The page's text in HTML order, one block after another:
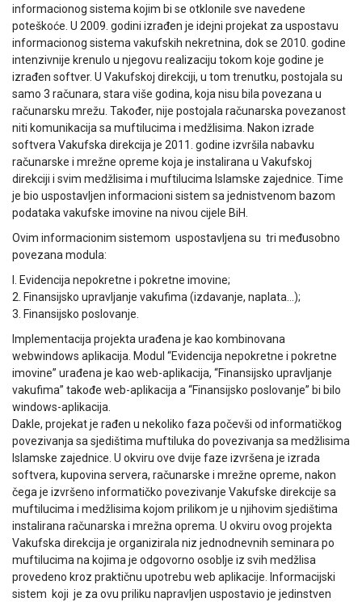
informacionog sistema kojim bi se otklonile sve navedene
poteškoće. U 2009. godini izrađen je idejni projekat za uspostavu
informacionog sistema vakufskih nekretnina, dok se 2010. godine
intenzivnije krenulo u njegovu realizaciju tokom koje godine je
izrađen softver. U Vakufskoj direkciji, u tom trenutku, postojala su
samo 3 računara, stara više godina, koja nisu bila povezana u
računarsku mrežu. Također, nije postojala računarska povezanost
niti komunikacija sa muftilucima i medžlisima. Nakon izrade
softvera Vakufska direkcija je 2011. godine izvršila nabavku
računarske i mrežne opreme koja je instalirana u Vakufskoj
direkciji i svim medžlisima i muftilucima Islamske zajednice. Time
je bio uspostavljen informacioni sistem sa jednistvenom bazom
podataka vakufske imovine na nivou cijele BiH.
Ovim informacionim sistemom uspostavljena su tri međusobno
povezana modula:
l. Evidencija nepokretne i pokretne imovine;
2. Finansijsko upravljanje vakufima (izdavanje, naplata…);
3. Finansijsko poslovanje.
Implementacija projekta urađena je kao kombinovana
webwindows aplikacija. Modul “Evidencija nepokretne i pokretne
imovine” urađena je kao web-aplikacija, “Finansijsko upravljanje
vakufima” takođe web-aplikacija a “Finansijsko poslovanje” bi bilo
windows-aplikacija.
Dakle, projekat je rađen u nekoliko faza počevši od informatičkog
povezivanja sa sjedištima muftiluka do povezivanja sa medžlisima
Islamske zajednice. U okviru ove dvije faze izvršena je izrada
softvera, kupovina servera, računarske i mrežne opreme, nakon
čega je izvršeno informatičko povezivanje Vakufske direkcije sa
muftilucima i medžlisima kojom prilikom je u njihovim sjedištima
instalirana računarska i mrežna oprema. U okviru ovog projekta
Vakufska direkcija je organizirala niz jednodnevnih seminara po
muftilucima na kojima je odgovorno osoblje iz svih medžlisa
provedeno kroz praktičnu upotrebu web aplikacije. Informacijski
sistem koji je za ovu priliku napravljen uspostavio je jedinstven